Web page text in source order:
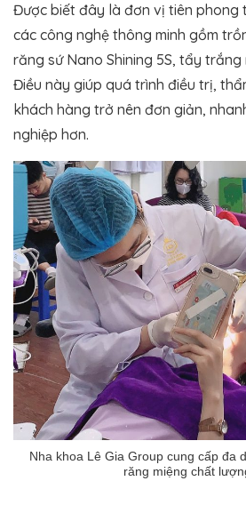
Được biết đây là đơn vị tiên phong
các công nghệ thông minh gồm
răng sứ Nano Shining 5S, tẩy
Điều này giúp quá trình điều trị,
khách hàng trở nên đơn giản,
nghiệp hơn.
Nha khoa Lê Gia Group cung cấp đa
răng miệng chất